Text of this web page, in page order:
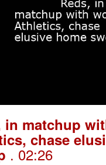
in matchup
chase
. 02:26